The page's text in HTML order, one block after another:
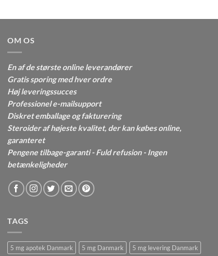
OM OS
En af de største online leverandører
Gratis sporing med hver ordre
Høj leveringssucces
Professionel e-mailsupport
Diskret emballage og fakturering
Steroider af højeste kvalitet, der kan købes online,
garanteret
Pengene tilbage-garanti - Fuld refusion - Ingen
betænkeligheder
TAGS
5 mg apotek Danmark 5 mg Danmark
5 mg levering Danmark